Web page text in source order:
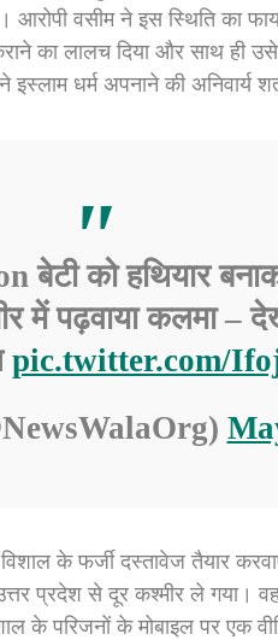
वसीम ने इस स्थिति का
का लालच दिया और साथ ही
धर्म अपनाने की अनिवार्य
बेटी को हथियार
में पढ़वाया कलमा –
pic.twitter.com/
के फर्जी दस्तावेज तैयार
प्रदेश से दूर कश्मीर ले गया। वहां
के परिजनों के मोबाइल पर एक